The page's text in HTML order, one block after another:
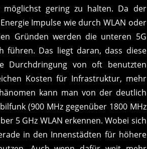
möglichst gering zu halten. Da der
Impulse wie durch WLAN oder
Gründen werden die unteren 5G
führen. Das liegt daran, dass diese
Durchdringung von oft benutzten
Kosten für Infrastruktur, mehr
kann man von der deutlich
(900 MHz gegenüber 1800 MHz
5 GHz WLAN erkennen. Wobei sich
in den Innenstädten für höhere